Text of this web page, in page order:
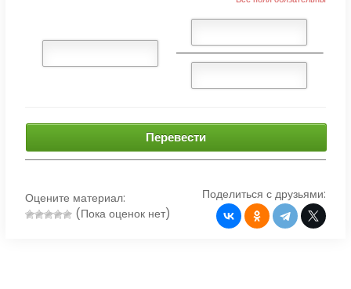
Перевести
Оцените материал:
(Пока оценок нет)
Поделиться с друзьями: